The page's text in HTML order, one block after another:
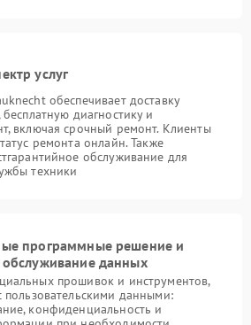
услуг
обеспечивает доставку
диагностику и
включая срочный ремонт. Клиенты
ремонта онлайн. Также
обслуживание для
техники
программные решение и
обслуживание данных
прошивок и инструментов,
пользовательскими данными:
конфиденциальность и